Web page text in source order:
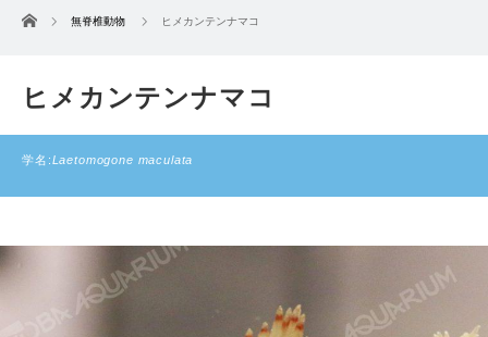
ホーム 無脊椎動物 ヒメカンテンナマコ
ヒメカンテンナマコ
学名:Laetomogone maculata